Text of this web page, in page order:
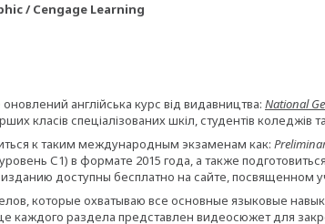
/ Cengage Learning
англійська курс від видавництва: National
класів спеціалізованих шкіл, студентів коледжів
к таким международным экзаменам как:
С1) в формате 2015 года, а также
доступны бесплатно на сайте, посвященном
которые охватываю все основные языковые
каждого раздела представлен видеосюжет для